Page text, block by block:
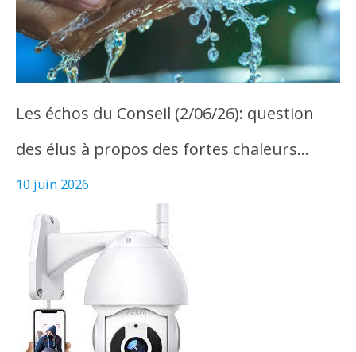
Les échos du Conseil (2/06/26): question
des élus à propos des fortes chaleurs…
10 juin 2026